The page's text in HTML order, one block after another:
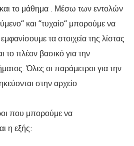
και το μάθημα . Μέσω των εντολών
και “τυχαίο” μπορούμε να
τα στοιχεία της λίστας
το πλέον βασικό για την
Όλες οι παράμετροι για την
στην αρχείο
που μπορούμε να
η εξής: